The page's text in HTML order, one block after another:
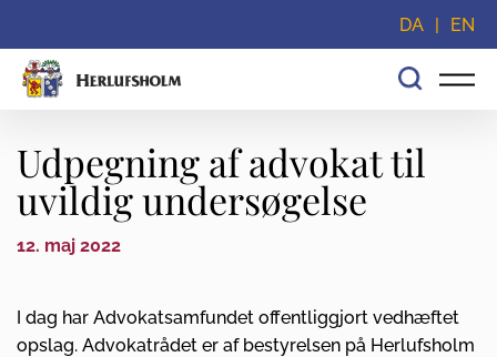
DA EN
Udpegning af advokat til
uvildig undersøgelse
12. maj 2022
I dag har Advokatsamfundet offentliggjort vedhæftet
opslag. Advokatrådet er af bestyrelsen på Herlufsholm